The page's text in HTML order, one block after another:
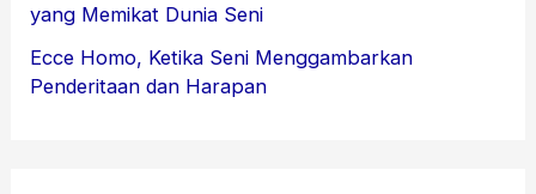
yang Memikat Dunia Seni
Ecce Homo, Ketika Seni Menggambarkan
Penderitaan dan Harapan